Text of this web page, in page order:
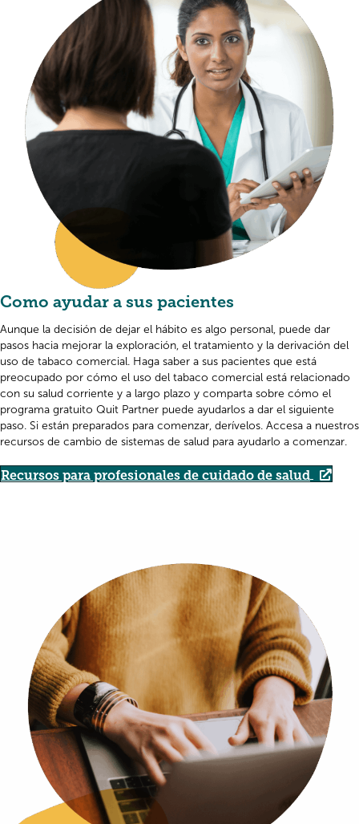
Como ayudar a sus pacientes
Aunque la decisión de dejar el hábito es algo personal, puede dar
pasos hacia mejorar la exploración, el tratamiento y la derivación del
uso de tabaco comercial. Haga saber a sus pacientes que está
preocupado por cómo el uso del tabaco comercial está relacionado
con su salud corriente y a largo plazo y comparta sobre cómo el
programa gratuito Quit Partner puede ayudarlos a dar el siguiente
paso. Si están preparados para comenzar, derívelos. Accesa a nuestros
recursos de cambio de sistemas de salud para ayudarlo a comenzar.
Recursos para profesionales de cuidado de salud